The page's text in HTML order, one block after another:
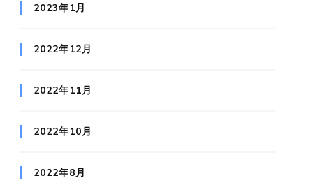
2023年1月
2022年12月
2022年11月
2022年10月
2022年8月